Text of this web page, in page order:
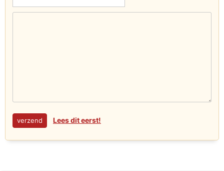
Lees dit eerst!